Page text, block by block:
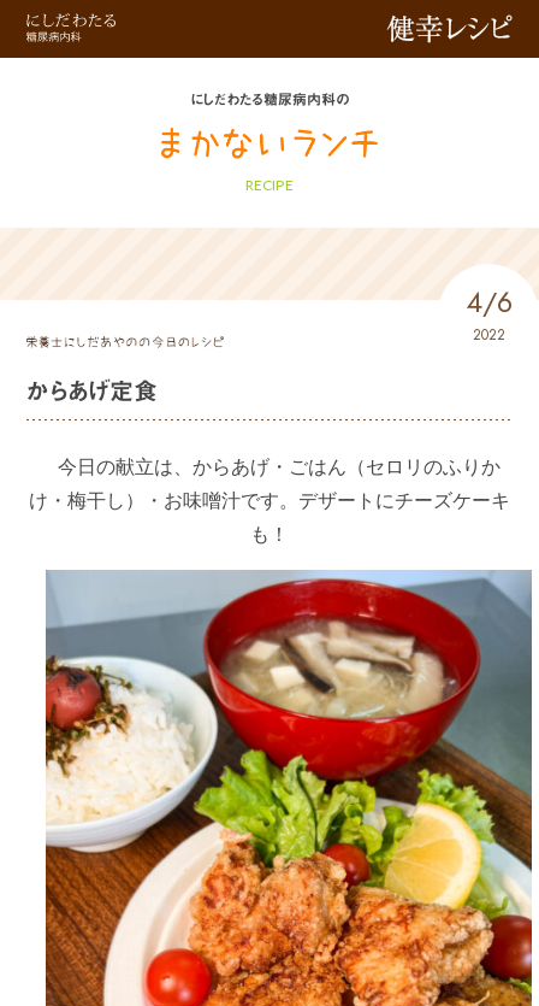
健幸レシピ
にしだわたる糖尿病内科の
RECIPE
4/6
2022
からあげ定食
今日の献立は、からあげ・ごはん（セロリのふりか
け・梅干し）・お味噌汁です。デザートにチーズケーキ
も！